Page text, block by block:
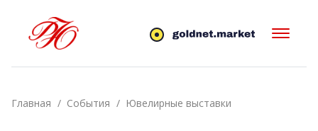
Главная События Ювелирные выставки